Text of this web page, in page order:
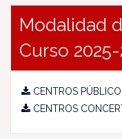
Modalidad
Curso
CENTROS
CENTROS